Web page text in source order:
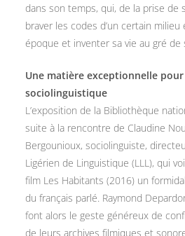
dans son temps, qui, de la prise de
braver les codes d’un certain milieu
époque et inventer sa vie au gré de
Une matière exceptionnelle
sociolinguistique
L’exposition de la Bibliothèque
suite à la rencontre de Claudine
Bergounioux, sociolinguiste,
Ligérien de Linguistique (LLL), qui
film Les Habitants (2016) un
du français parlé. Raymond
font alors le geste généreux de
de leurs archives filmiques et